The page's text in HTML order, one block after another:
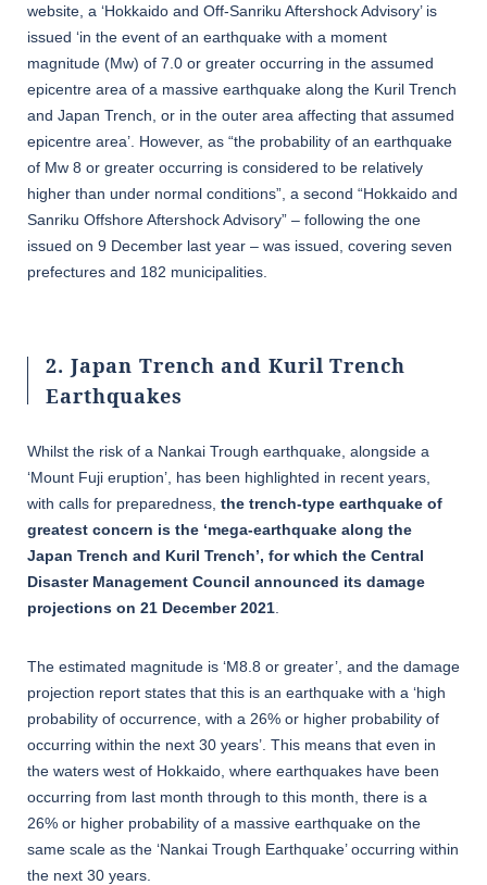
website, a ‘Hokkaido and Off-Sanriku Aftershock Advisory’ is
issued ‘in the event of an earthquake with a moment
magnitude (Mw) of 7.0 or greater occurring in the assumed
epicentre area of a massive earthquake along the Kuril Trench
and Japan Trench, or in the outer area affecting that assumed
epicentre area’. However, as “the probability of an earthquake
of Mw 8 or greater occurring is considered to be relatively
higher than under normal conditions”, a second “Hokkaido and
Sanriku Offshore Aftershock Advisory” – following the one
issued on 9 December last year – was issued, covering seven
prefectures and 182 municipalities.
2. Japan Trench and Kuril Trench
Earthquakes
Whilst the risk of a Nankai Trough earthquake, alongside a
‘Mount Fuji eruption’, has been highlighted in recent years,
with calls for preparedness, the trench-type earthquake of
greatest concern is the ‘mega-earthquake along the
Japan Trench and Kuril Trench’, for which the Central
Disaster Management Council announced its damage
projections on 21 December 2021
The estimated magnitude is ‘M8.8 or greater’, and the damage
projection report states that this is an earthquake with a ‘high
probability of occurrence, with a 26% or higher probability of
occurring within the next 30 years’. This means that even in
the waters west of Hokkaido, where earthquakes have been
occurring from last month through to this month, there is a
26% or higher probability of a massive earthquake on the
same scale as the ‘Nankai Trough Earthquake’ occurring within
the next 30 years.